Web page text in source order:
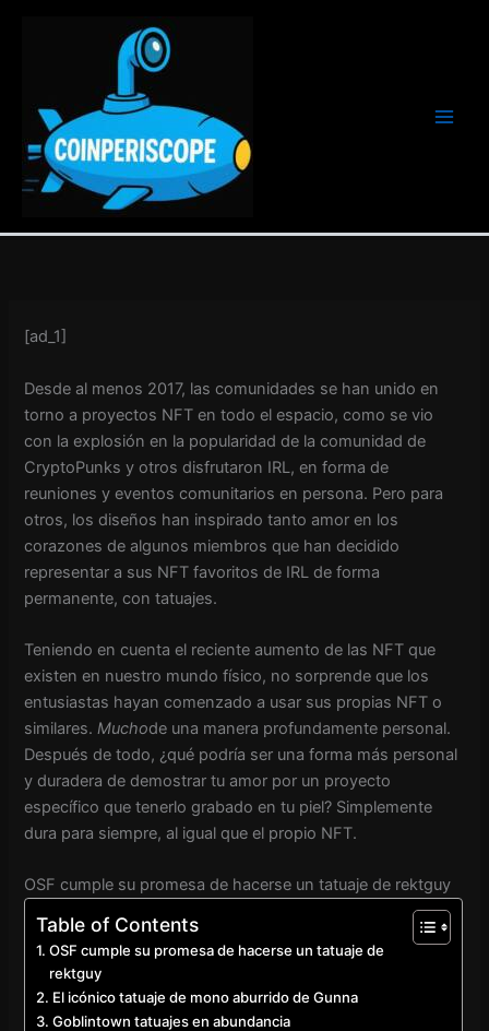
[ad_1]
Desde al menos 2017, las comunidades se han unido en
torno a proyectos NFT en todo el espacio, como se vio
con la explosión en la popularidad de la comunidad de
CryptoPunks y otros disfrutaron IRL, en forma de
reuniones y eventos comunitarios en persona. Pero para
otros, los diseños han inspirado tanto amor en los
corazones de algunos miembros que han decidido
representar a sus NFT favoritos de IRL de forma
permanente, con tatuajes.
Teniendo en cuenta el reciente aumento de las NFT que
existen en nuestro mundo físico, no sorprende que los
entusiastas hayan comenzado a usar sus propias NFT o
similares.Muchode una manera profundamente personal.
Después de todo, ¿qué podría ser una forma más personal
y duradera de demostrar tu amor por un proyecto
específico que tenerlo grabado en tu piel? Simplemente
dura para siempre, al igual que el propio NFT.
OSF cumple su promesa de hacerse un tatuaje de rektguy
Table of Contents
OSF cumple su promesa de hacerse un tatuaje de
rektguy
El icónico tatuaje de mono aburrido de Gunna
Goblintown tatuajes en abundancia